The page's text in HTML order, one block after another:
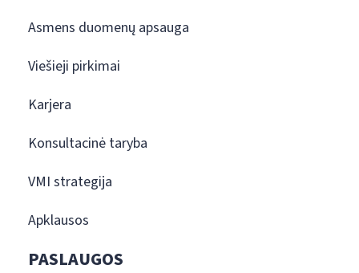
Asmens duomenų apsauga
Viešieji pirkimai
Karjera
Konsultacinė taryba
VMI strategija
Apklausos
PASLAUGOS